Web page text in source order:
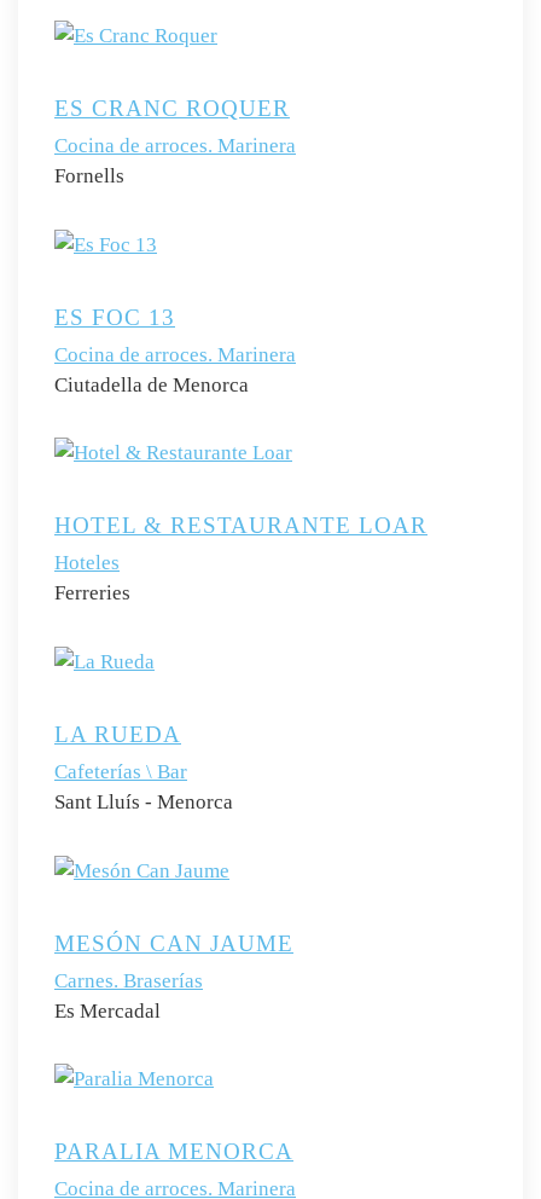
ES CRANC ROQUER
Cocina de arroces. Marinera
Fornells
ES FOC 13
Cocina de arroces. Marinera
Ciutadella de Menorca
HOTEL & RESTAURANTE LOAR
Hoteles
Ferreries
LA RUEDA
Cafeterías \ Bar
Sant Lluís - Menorca
MESÓN CAN JAUME
Carnes. Braserías
Es Mercadal
PARALIA MENORCA
Cocina de arroces. Marinera